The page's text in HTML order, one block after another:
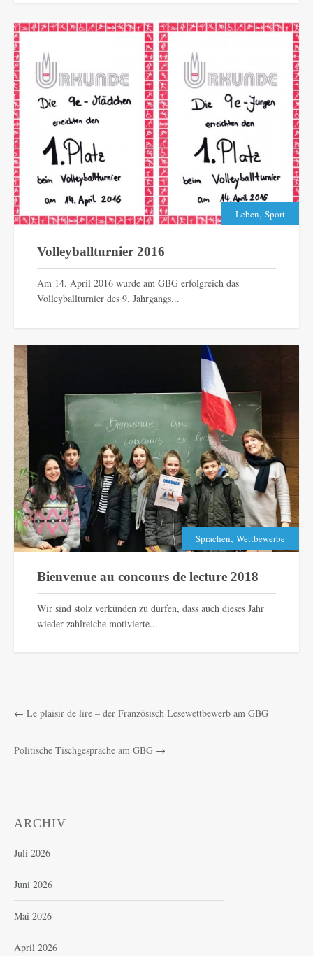
Leben, Sport
Volleyballturnier 2016
Am 14. April 2016 wurde am GBG erfolgreich das
Volleyballturnier des 9. Jahrgangs...
Sprachen, Wettbewerbe
Bienvenue au concours de lecture 2018
Wir sind stolz verkünden zu dürfen, dass auch dieses Jahr
wieder zahlreiche motivierte...
← Le plaisir de lire – der Französisch Lesewettbewerb am GBG
Politische Tischgespräche am GBG →
ARCHIV
Juli 2026
Juni 2026
Mai 2026
April 2026